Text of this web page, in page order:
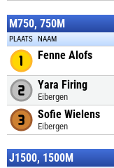
M750, 750M
PLAATS NAAM
Fenne Alofs
Yara Firing
Eibergen
Sofie Wielens
Eibergen
J1500, 1500M